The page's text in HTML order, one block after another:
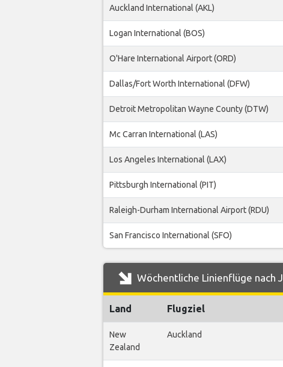
Auckland International (AKL)
Logan International (BOS)
O'Hare International Airport (ORD)
Dallas/Fort Worth International (DFW)
Detroit Metropolitan Wayne County (DTW)
Mc Carran International (LAS)
Los Angeles International (LAX)
Pittsburgh International (PIT)
Raleigh-Durham International Airport (RDU)
San Francisco International (SFO)
Wöchentliche Linienflüge nach
Land Flugziel
New
Zealand
Auckland